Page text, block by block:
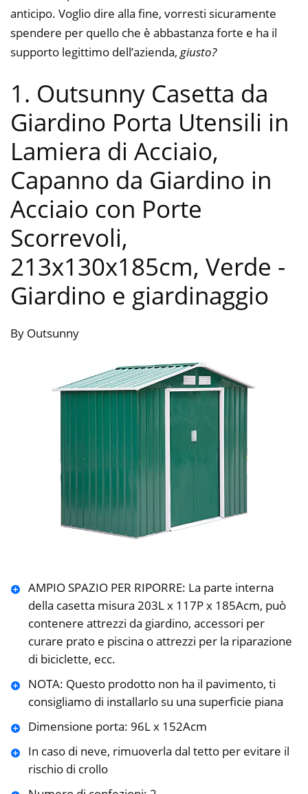
anticipo. Voglio dire alla fine, vorresti sicuramente
spendere per quello che è abbastanza forte e ha il
supporto legittimo dell’azienda, giusto?
1. Outsunny Casetta da
Giardino Porta Utensili in
Lamiera di Acciaio,
Capanno da Giardino in
Acciaio con Porte
Scorrevoli,
213x130x185cm, Verde -
Giardino e giardinaggio
By Outsunny
AMPIO SPAZIO PER RIPORRE: La parte interna
della casetta misura 203L x 117P x 185Acm, può
contenere attrezzi da giardino, accessori per
curare prato e piscina o attrezzi per la riparazione
di biciclette, ecc.
NOTA: Questo prodotto non ha il pavimento, ti
consigliamo di installarlo su una superficie piana
Dimensione porta: 96L x 152Acm
In caso di neve, rimuoverla dal tetto per evitare il
rischio di crollo